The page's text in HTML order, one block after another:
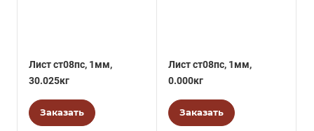
Лист ст08пс, 1мм,
30.025кг
Заказать
Лист ст08пс, 1мм,
0.000кг
Заказать